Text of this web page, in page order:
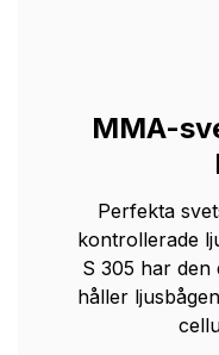
MMA-
Perfekta
kontrollerade
S 305 har den
håller